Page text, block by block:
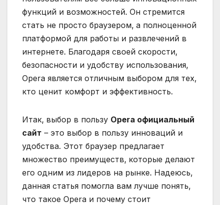
функций и возможностей. Он стремится
стать не просто браузером‚ а полноценной
платформой для работы и развлечений в
интернете. Благодаря своей скорости‚
безопасности и удобству использования‚
Opera является отличным выбором для тех‚
кто ценит комфорт и эффективность.
Итак‚ выбор в пользу Opera официальный
сайт – это выбор в пользу инноваций и
удобства. Этот браузер предлагает
множество преимуществ‚ которые делают
его одним из лидеров на рынке. Надеюсь‚
данная статья помогла вам лучше понять‚
что такое Opera и почему стоит